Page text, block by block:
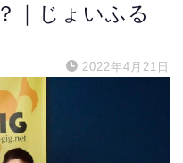
｜じょいふる
2022年4月21日